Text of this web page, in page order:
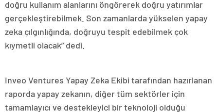
doğru kullanım alanlarını öngörerek doğru yatırımlar
gerçekleştirebilmek. Son zamanlarda yükselen yapay
zeka çılgınlığında, doğruyu tespit edebilmek çok
kıymetli olacak” dedi.
Inveo Ventures Yapay Zeka Ekibi tarafından hazırlanan
raporda yapay zekanın, diğer tüm sektörler için
tamamlayıcı ve destekleyici bir teknoloji olduğu